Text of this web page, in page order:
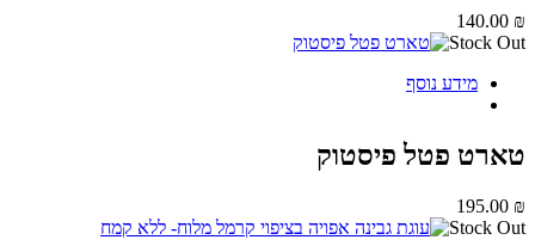
Stock
מידע נוסף
פטל פיסטוק
Stock